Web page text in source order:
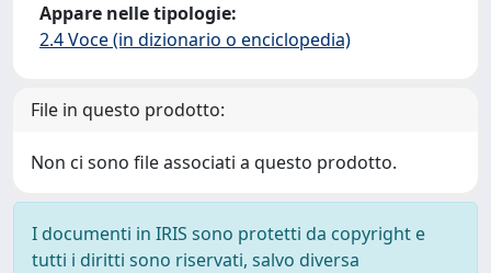
Appare nelle tipologie:
2.4 Voce (in dizionario o enciclopedia)
File in questo prodotto:
Non ci sono file associati a questo prodotto.
I documenti in IRIS sono protetti da copyright e
tutti i diritti sono riservati, salvo diversa